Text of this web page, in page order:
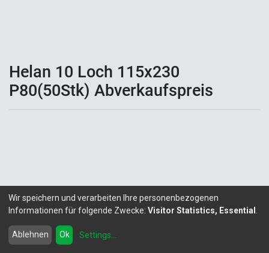
Helan 10 Loch 115x230
P80(50Stk) Abverkaufspreis
Powered by
- Die #1
Wir speichern und verarbeiten Ihre personenbezogenen
Informationen für folgende Zwecke: Visitor Statistics, Essential
Ablehnen Ok Settings...